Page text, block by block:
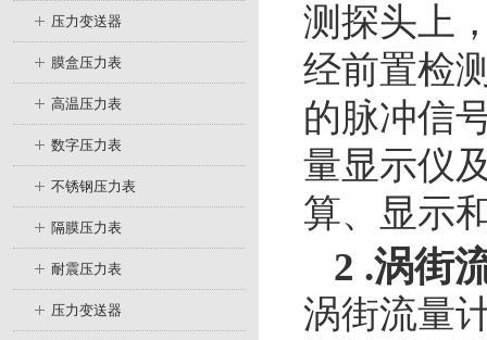
压力变送器
膜盒压力表
高温压力表
数字压力表
不锈钢压力表
隔膜压力表
耐震压力表
压力变送器
测探头上
经前置检
的脉冲信
量显示仪
算、显示
2 .涡街
涡街流量